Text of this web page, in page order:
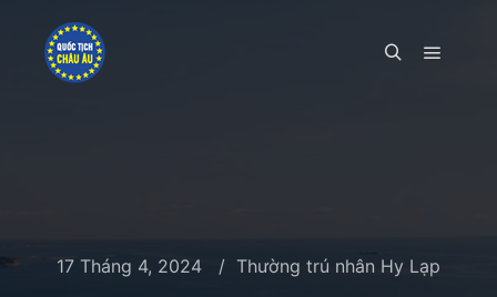
17 Tháng 4, 2024 Thường trú nhân Hy Lạp